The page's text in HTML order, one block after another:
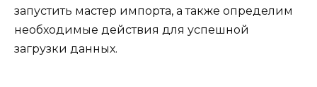
запустить мастер импорта, а также определим
необходимые действия для успешной
загрузки данных.